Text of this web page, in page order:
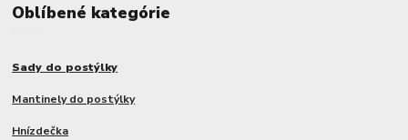
Oblíbené kategórie
Sady do postýlky
Mantinely do postýlky
Hnízdečka